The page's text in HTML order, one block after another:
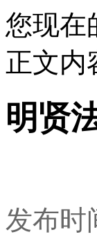
您现在
正文内
明贤
发布时